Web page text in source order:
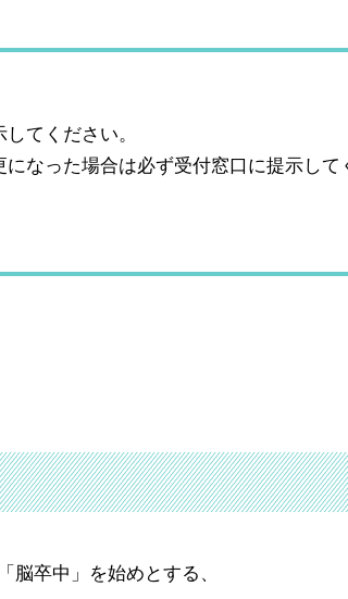
てください。
なった場合は必ず受付窓口に提示して
脳卒中」を始めとする、